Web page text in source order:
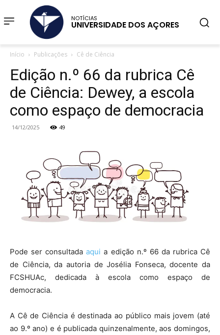
NOTÍCIAS
UNIVERSIDADE DOS AÇORES
Início Publicações Cê de Ciência
Edição n.º 66 da rubrica Cê
de Ciência: Dewey, a escola
como espaço de democracia
14/12/2025 49
Pode ser consultadaaqui a edição n.º 66 da rubrica Cê
de Ciência, da autoria de Josélia Fonseca, docente da
FCSHUAc, dedicada à escola como espaço de
democracia.
A Cê de Ciência é destinada ao público mais jovem (até
ao 9.º ano) e é publicada quinzenalmente, aos domingos,